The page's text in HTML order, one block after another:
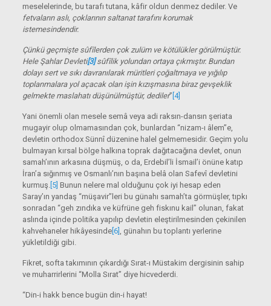
meselelerinde, bu tarafı tutana, kâfir oldun denmez dediler. Ve
fetvaların aslı, çoklarının saltanat tarafını korumak
istemesindendir.
Çünkü geçmişte sûfîlerden çok zulüm ve kötülükler görülmüştür.
Hele Şahlar Devleti[3]sûfîlik yolundan ortaya çıkmıştır. Bundan
dolayı sert ve sıkı davranılarak müritleri çoğaltmaya ve yığılıp
toplanmalara yol açacak olan işin kızışmasına biraz gevşeklik
gelmekte maslahatı düşünülmüştür, dediler” [4]
Yani önemli olan mesele semâ veya adi raksın-dansın şeriata
mugayir olup olmamasından çok, bunlardan “nizam-ı âlem”e,
devletin orthodox Sünnî düzenine halel gelmemesidir. Geçim yolu
bulmayan kırsal bölge halkına toprak dağıtacağına devlet, onun
samah’ının arkasına düşmüş, o da, Erdebil’li İsmail’i önüne katıp
İran’a sığınmış ve Osmanlı’nın başına belâ olan Safevî devletini
kurmuş. [5] Bunun nelere mal olduğunu çok iyi hesap eden
Saray’ın yandaş “müşavir”leri bu günahı samah’ta görmüşler, tıpkı
sonradan “geh zındıka ve küfrüne geh fiskınu kail” olunan, fakat
aslında içinde politika yapılıp devletin eleştirilmesinden çekinilen
kahvehaneler hikâyesinde [6], günahın bu toplantı yerlerine
yükletildiği gibi.
Fikret, softa takımının çıkardığı Sırat-ı Müstakim dergisinin sahip
ve muharrirlerini “Molla Sırat” diye hicvederdi.
“Din-i hakk bence bugün din-i hayat!